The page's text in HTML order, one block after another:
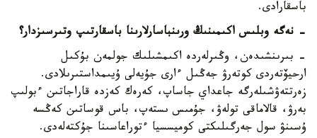
باسقارادى.
- نەگە وبلىس اكىمىنىڭ ورىنباسارلارىنا باسقارتىپ وتىرسىزدار؟
- بىرىنشىدەن، وڭىرلەردە اكىمشىلىك جولمەن بۇكىل
ارحيۆتەردى كوتەرۋ جەڭىل ءارى جۇيەلى ۇيىمداستىرىلادى.
زەرتتەۋشىلەرگە جاعداي جاساپ، كەرەك كەزدە قاراجاتىن ءبولىپ
بەرۋ، قالاماقى تولەۋ، جۇمىس ىستەپ، باس قوساتىن كەڭسە
ۇسىنۋ سول جەرگىلىكتى كوميسسيا ءتوراعاسىنا جۇكتەلەدى.